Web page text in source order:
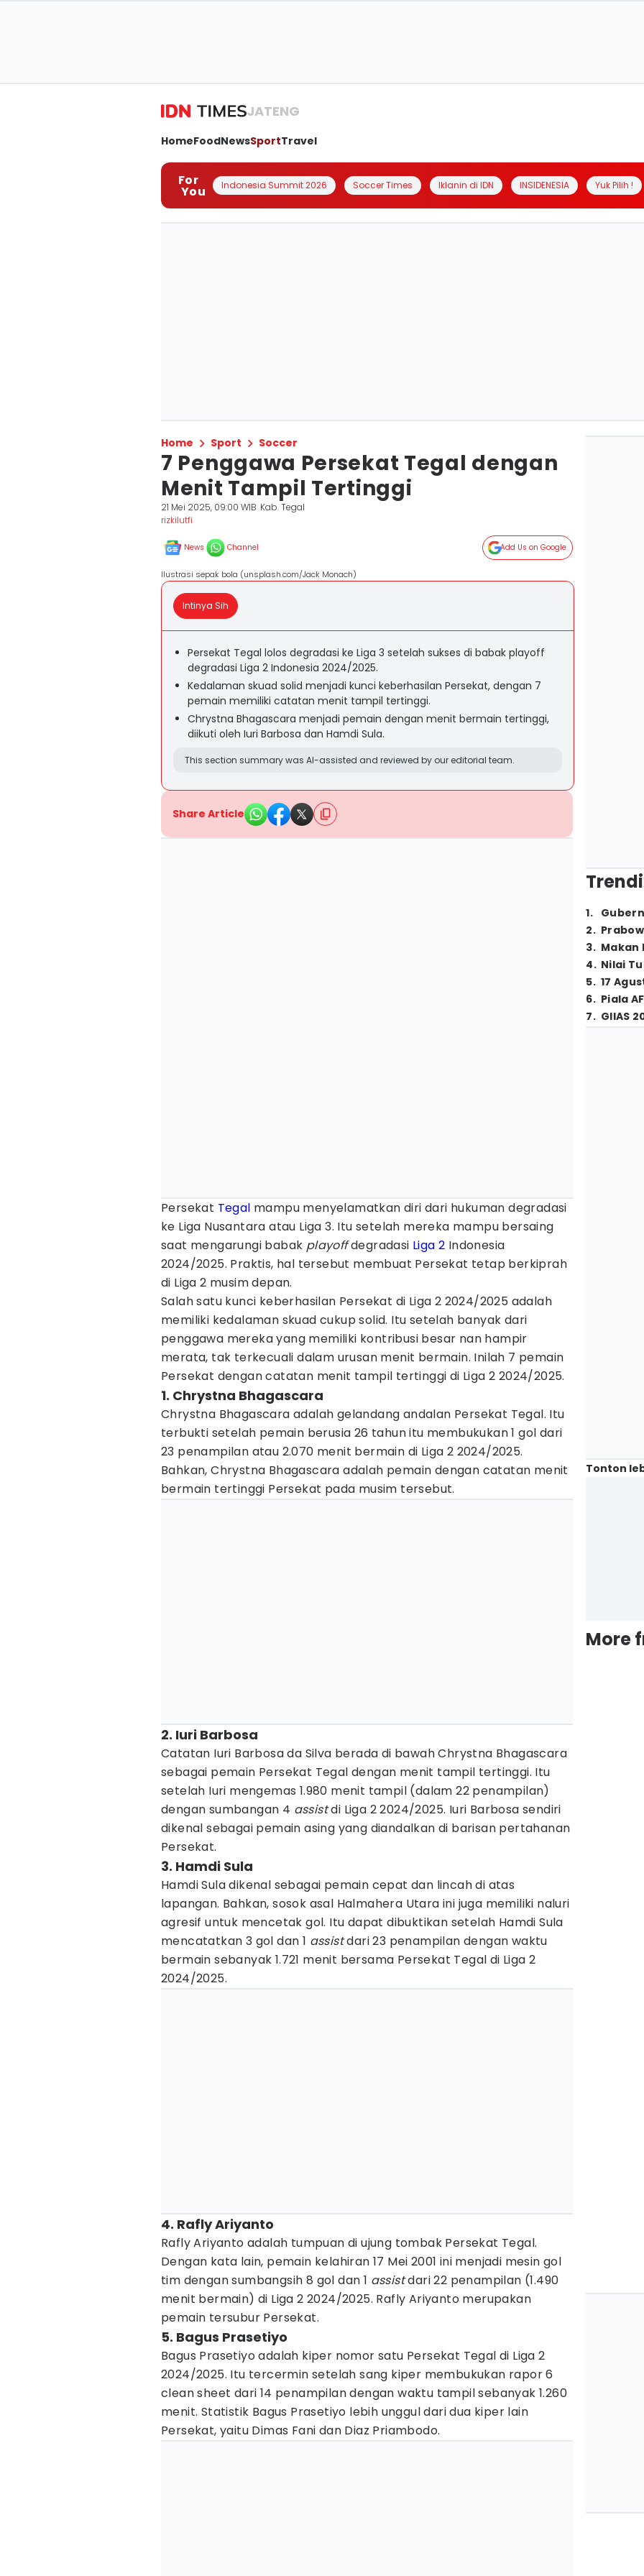
JATENG
HomeFoodNewsSportTravel
For
You Indonesia Summit 2026 Soccer Times Iklanin di IDN INSIDENESIA Yuk Pilih !
Home Sport Soccer
7 Penggawa Persekat Tegal dengan
Menit Tampil Tertinggi
21 Mei 2025, 09:00 WIB Kab. Tegal
rizkilutfi
News Channel Add Us on Google
Ilustrasi sepak bola (unsplash.com/Jack Monach)
Intinya Sih
Persekat Tegal lolos degradasi ke Liga 3 setelah sukses di babak playoff
degradasi Liga 2 Indonesia 2024/2025.
Kedalaman skuad solid menjadi kunci keberhasilan Persekat, dengan 7
pemain memiliki catatan menit tampil tertinggi.
Chrystna Bhagascara menjadi pemain dengan menit bermain tertinggi,
diikuti oleh Iuri Barbosa dan Hamdi Sula.
This section summary was AI-assisted and reviewed by our editorial team.
Share Article
Persekat Tegal mampu menyelamatkan diri dari hukuman degradasi
ke Liga Nusantara atau Liga 3. Itu setelah mereka mampu bersaing
saat mengarungi babak playoffdegradasi Liga 2 Indonesia
2024/2025. Praktis, hal tersebut membuat Persekat tetap berkiprah
di Liga 2 musim depan.
Salah satu kunci keberhasilan Persekat di Liga 2 2024/2025 adalah
memiliki kedalaman skuad cukup solid. Itu setelah banyak dari
penggawa mereka yang memiliki kontribusi besar nan hampir
merata, tak terkecuali dalam urusan menit bermain. Inilah 7 pemain
Persekat dengan catatan menit tampil tertinggi di Liga 2 2024/2025.
1. Chrystna Bhagascara
Chrystna Bhagascara adalah gelandang andalan Persekat Tegal. Itu
terbukti setelah pemain berusia 26 tahun itu membukukan 1 gol dari
23 penampilan atau 2.070 menit bermain di Liga 2 2024/2025.
Bahkan, Chrystna Bhagascara adalah pemain dengan catatan menit
bermain tertinggi Persekat pada musim tersebut.
2. Iuri Barbosa
Catatan Iuri Barbosa da Silva berada di bawah Chrystna Bhagascara
sebagai pemain Persekat Tegal dengan menit tampil tertinggi. Itu
setelah Iuri mengemas 1.980 menit tampil (dalam 22 penampilan)
dengan sumbangan 4 assistdi Liga 2 2024/2025. Iuri Barbosa sendiri
dikenal sebagai pemain asing yang diandalkan di barisan pertahanan
Persekat.
3. Hamdi Sula
Hamdi Sula dikenal sebagai pemain cepat dan lincah di atas
lapangan. Bahkan, sosok asal Halmahera Utara ini juga memiliki naluri
agresif untuk mencetak gol. Itu dapat dibuktikan setelah Hamdi Sula
mencatatkan 3 gol dan 1 assistdari 23 penampilan dengan waktu
bermain sebanyak 1.721 menit bersama Persekat Tegal di Liga 2
2024/2025.
4. Rafly Ariyanto
Rafly Ariyanto adalah tumpuan di ujung tombak Persekat Tegal.
Dengan kata lain, pemain kelahiran 17 Mei 2001 ini menjadi mesin gol
tim dengan sumbangsih 8 gol dan 1 assistdari 22 penampilan (1.490
menit bermain) di Liga 2 2024/2025. Rafly Ariyanto merupakan
pemain tersubur Persekat.
5. Bagus Prasetiyo
Bagus Prasetiyo adalah kiper nomor satu Persekat Tegal di Liga 2
2024/2025. Itu tercermin setelah sang kiper membukukan rapor 6
clean sheet dari 14 penampilan dengan waktu tampil sebanyak 1.260
menit. Statistik Bagus Prasetiyo lebih unggul dari dua kiper lain
Persekat, yaitu Dimas Fani dan Diaz Priambodo.
1.
2.
3. Makan
4. Nilai
5. 17
6. Piala
7. GIIAS
Tonton
More